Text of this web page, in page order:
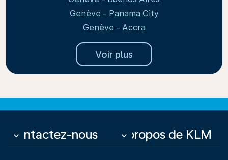
Genève - Panama City
Genève - Accra
Voir plus
Contactez-nous
keyboard_arrow_down À propos de KLM
keyboard_arrow_down